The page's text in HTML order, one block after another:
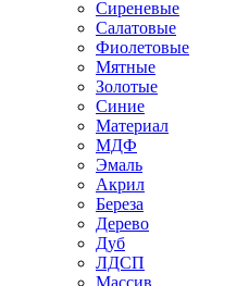
Сиреневые
Салатовые
Фиолетовые
Мятные
Золотые
Синие
Материал
МДФ
Эмаль
Акрил
Береза
Дерево
Дуб
ЛДСП
Массив